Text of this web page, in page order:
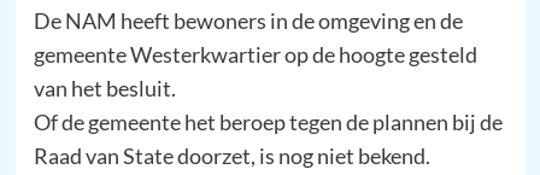
De NAM heeft bewoners in de omgeving en de
gemeente Westerkwartier op de hoogte gesteld
van het besluit.
Of de gemeente het beroep tegen de plannen bij de
Raad van State doorzet, is nog niet bekend.